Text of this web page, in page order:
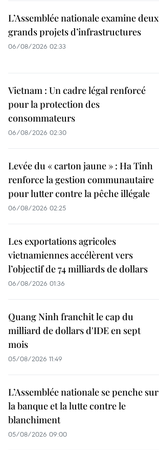
L’Assemblée nationale examine deux
grands projets d’infrastructures
06/08/2026 02:33
Vietnam : Un cadre légal renforcé
pour la protection des
consommateurs
06/08/2026 02:30
Levée du « carton jaune » : Ha Tinh
renforce la gestion communautaire
pour lutter contre la pêche illégale
06/08/2026 02:25
Les exportations agricoles
vietnamiennes accélèrent vers
l’objectif de 74 milliards de dollars
06/08/2026 01:36
Quang Ninh franchit le cap du
milliard de dollars d'IDE en sept
mois
05/08/2026 11:49
L’Assemblée nationale se penche sur
la banque et la lutte contre le
blanchiment
05/08/2026 09:00